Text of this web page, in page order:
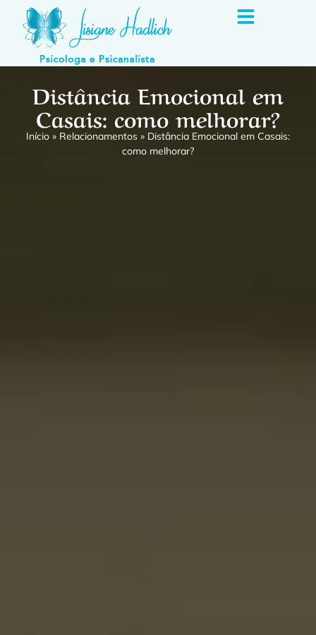
Distância Emocional em
Casais: como melhorar?
Início » Relacionamentos » Distância Emocional em Casais:
como melhorar?